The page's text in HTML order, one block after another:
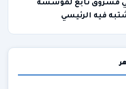
مسروق تابع لمؤسسة
فيه الرئيسي